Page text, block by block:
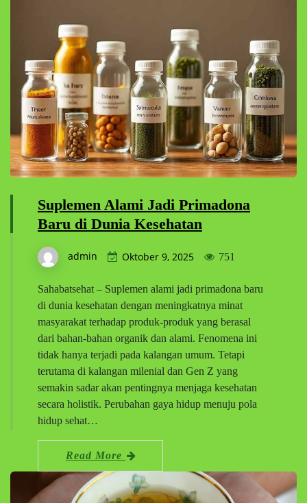
Suplemen Alami Jadi Primadona
Baru di Dunia Kesehatan
admin Oktober 9, 2025 751
Sahabatsehat – Suplemen alami jadi primadona baru
di dunia kesehatan dengan meningkatnya minat
masyarakat terhadap produk-produk yang berasal
dari bahan-bahan organik dan alami. Fenomena ini
tidak hanya terjadi pada kalangan umum. Tetapi
terutama di kalangan milenial dan Gen Z yang
semakin sadar akan pentingnya menjaga kesehatan
secara holistik. Perubahan gaya hidup menuju pola
hidup sehat…
Read More